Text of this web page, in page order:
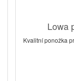
Lowa
Kvalitní ponožka